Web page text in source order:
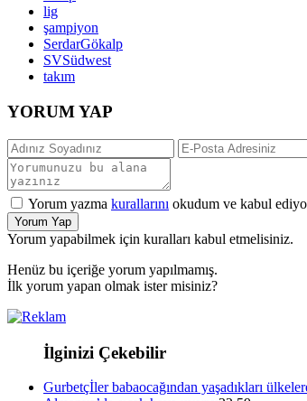
lig
şampiyon
SerdarGökalp
SVSüdwest
takım
YORUM YAP
Yorum yazma kurallarını okudum ve kabul
Yorum Yap
Yorum yapabilmek için kuralları kabul etmelisiniz.
Henüz bu içeriğe yorum yapılmamış.
İlk yorum yapan olmak ister misiniz?
İlginizi Çekebilir
Gurbetçİler babaocağından yaşadıkları